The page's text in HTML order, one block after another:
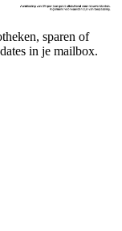
sparen of
in je mailbox.